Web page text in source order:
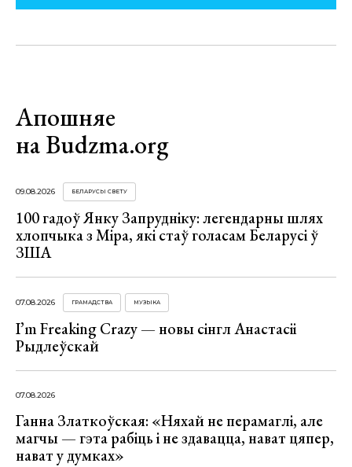
Апошняе
на Budzma.org
09.08.2026 БЕЛАРУСЫ СВЕТУ
100 гадоў Янку Запрудніку: легендарны шлях
хлопчыка з Міра, які стаў голасам Беларусі ў
ЗША
07.08.2026 ГРАМАДСТВА МУЗЫКА
I’m Freaking Crazy — новы сінгл Анастасіі
Рыдлеўскай
07.08.2026
Ганна Златкоўская: «Няхай не перамаглі, але
магчы — гэта рабіць і не здавацца, нават цяпер,
нават у думках»